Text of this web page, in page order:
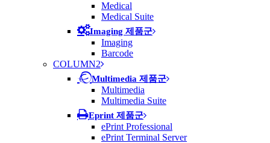
Medical
Medical Suite
Imaging 제품군
Imaging
Barcode
COLUMN2
Multimedia 제품군
Multimedia
Multimedia Suite
Eprint 제품군
ePrint Professional
ePrint Terminal Server